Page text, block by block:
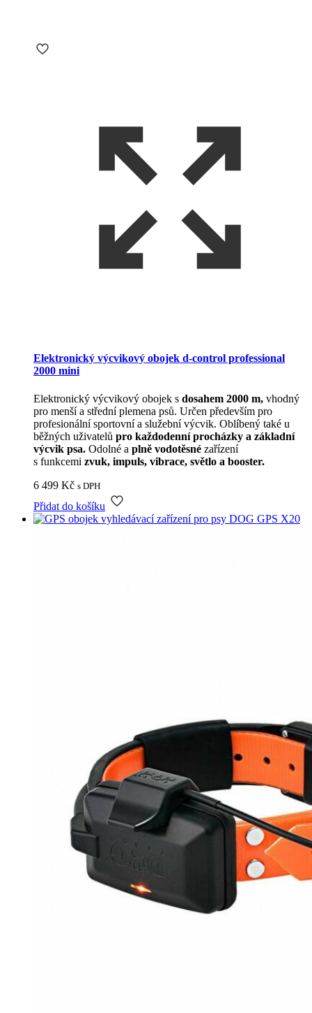
Elektronický výcvikový obojek d-control professional
2000 mini
Elektronický výcvikový obojek s dosahem 2000 m, vhodný
pro menší a střední plemena psů. Určen především pro
profesionální sportovní a služební výcvik. Oblíbený také u
běžných uživatelů pro každodenní procházky a základní
výcvik psa. Odolné a plně vodotěsné zařízení
s funkcemi zvuk, impuls, vibrace, světlo a booster.
6 499 Kč s DPH
Přidat do košíku